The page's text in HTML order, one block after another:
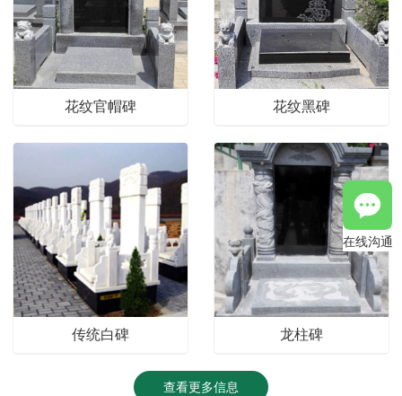
花纹官帽碑 花纹黑碑
传统白碑 龙柱碑
查看更多信息
在线沟通